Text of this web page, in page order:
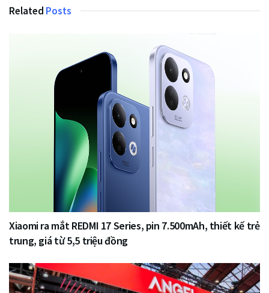
Related Posts
Xiaomi ra mắt REDMI 17 Series, pin 7.500mAh, thiết kế trẻ
trung, giá từ 5,5 triệu đồng